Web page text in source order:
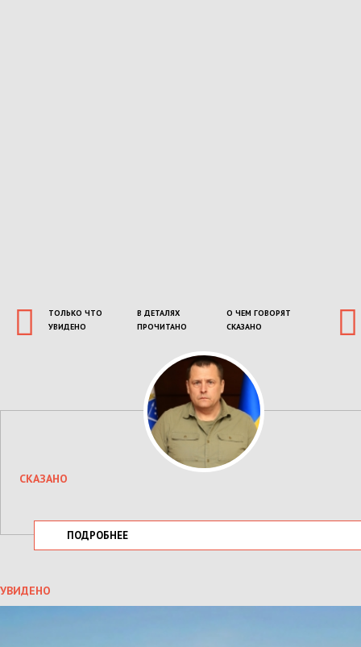
СКАЗАНО
ПОДРОБНЕЕ
УВИДЕНО
ТОЛЬКО ЧТО В ДЕТАЛЯХ
О ЧЕМ ГОВОРЯТ
УВИДЕНО
ПРОЧИТАНО СКАЗАНО